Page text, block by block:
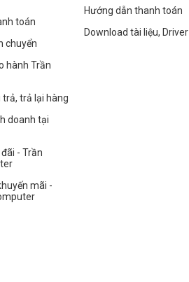
toán
chuyển
hành Trần
trả, trả lại hàng
doanh tại
- Trần
mãi -
Hướng dẫn thanh toán
Download tài liệu, Driver